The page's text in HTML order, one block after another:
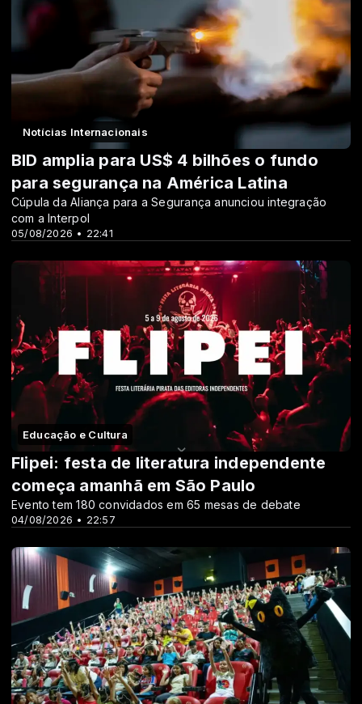
Notícias Internacionais
05/08/2026 • 22:41
BID amplia para US$ 4 bilhões o fundo
para segurança na América Latina
Cúpula da Aliança para a Segurança anunciou integração
com a Interpol
Educação e Cultura
04/08/2026 • 22:57
Flipei: festa de literatura independente
começa amanhã em São Paulo
Evento tem 180 convidados em 65 mesas de debate